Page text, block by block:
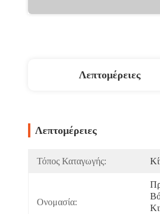
Λεπτομέρειες
Λεπτομέρειες
Τόπος Καταγωγής:
Ονομασία: